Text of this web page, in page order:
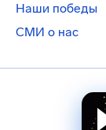
Наши победы
СМИ о нас